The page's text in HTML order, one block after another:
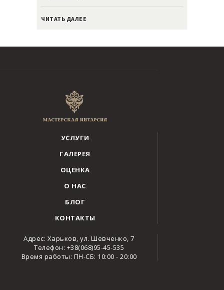
ЧИТАТЬ ДАЛЕЕ
УСЛУГИ
ГАЛЕРЕЯ
ОЦЕНКА
О НАС
БЛОГ
КОНТАКТЫ
Адрес: Харьков, ул. Шевченко, 7
Телефон: +38(068)95-45-535
Время работы: ПН-СБ: 10:00 - 20:00